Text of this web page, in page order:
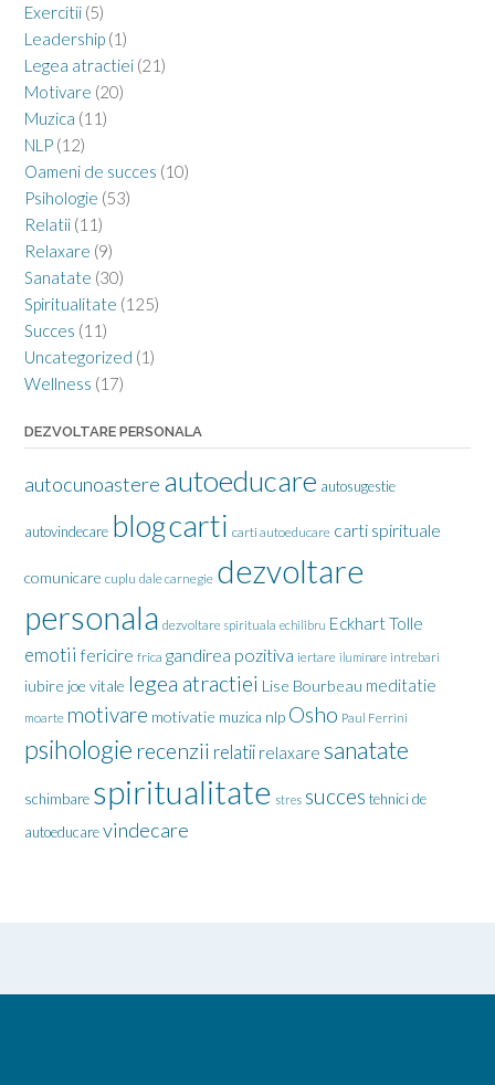
Exercitii (5)
Leadership (1)
Legea atractiei (21)
Motivare (20)
Muzica (11)
NLP (12)
Oameni de succes (10)
Psihologie (53)
Relatii (11)
Relaxare (9)
Sanatate (30)
Spiritualitate (125)
Succes (11)
Uncategorized (1)
Wellness (17)
DEZVOLTARE PERSONALA
autocunoastere autoeducare autosugestie
autovindecare blogcarti carti autoeducare carti spirituale
comunicare cuplu dale carnegie dezvoltare
personala dezvoltare spirituala echilibru Eckhart Tolle
emotii fericire frica gandirea pozitiva iertare iluminare intrebari
iubire joe vitale legea atractiei Lise Bourbeau meditatie
moarte motivare motivatie muzica nlp Osho Paul Ferrini
psihologie recenzii relatii relaxare sanatate
schimbare spiritualitate stres succes tehnici de
autoeducarevindecare